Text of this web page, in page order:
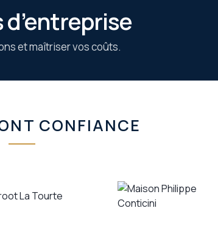
et maîtriser vos coûts.
CONFIANCE